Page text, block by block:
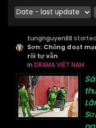
tungnguyen88
Sơn: Chồng đoạt
rồi tự vẫn
in DRAMA VIỆT NAM